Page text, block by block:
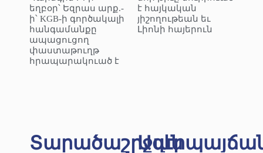
եղբօր՝ Եզրաս արք.-
ի՝ KGB-ի գործակալի
հանգամանքը
ապացուցող
փաստաթուղթ
հրապարակուած է
է հայկական
յիշողութեան եւ
Լիոնի հայերուն
Տարածաշրջան